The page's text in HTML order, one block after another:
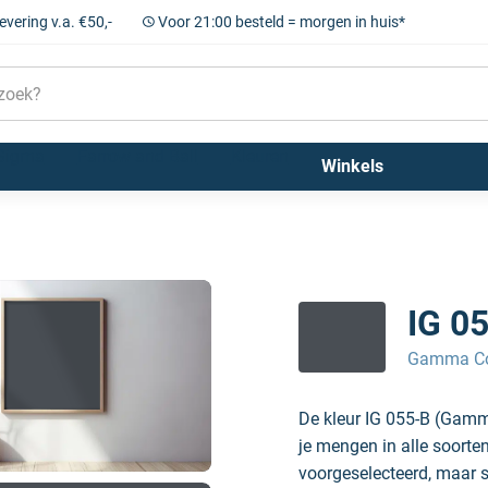
v.a. €50,- Voor 21:00 besteld = morgen in huis*
Winkels
IG
Gamma
De kleur IG 055-B
je mengen in alle
voorgeselecteerd, maar